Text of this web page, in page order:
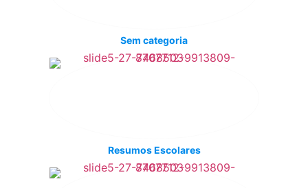
Sem categoria
Resumos Escolares